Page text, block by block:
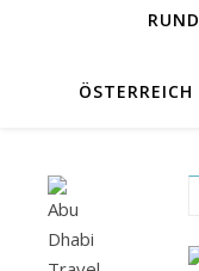
ÖSTERREICH